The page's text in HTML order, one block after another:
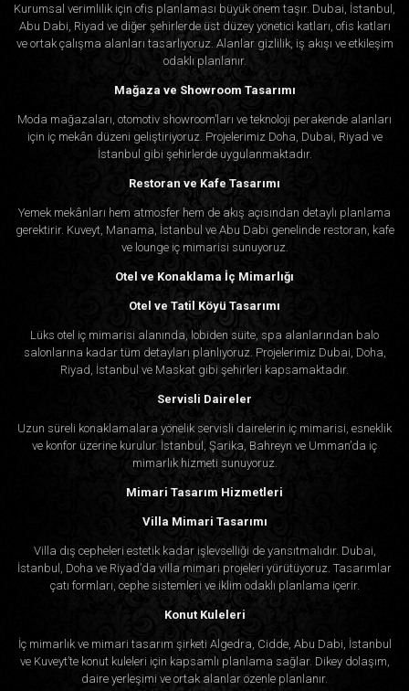
Kurumsal verimlilik için ofis planlaması büyük önem taşır. Dubai, İstanbul,
Abu Dabi, Riyad ve diğer şehirlerde üst düzey yönetici katları, ofis katları
ve ortak çalışma alanları tasarlıyoruz. Alanlar gizlilik, iş akışı ve etkileşim
odaklı planlanır.
Mağaza ve Showroom Tasarımı
Moda mağazaları, otomotiv showroom’ları ve teknoloji perakende alanları
için iç mekân düzeni geliştiriyoruz. Projelerimiz Doha, Dubai, Riyad ve
İstanbul gibi şehirlerde uygulanmaktadır.
Restoran ve Kafe Tasarımı
Yemek mekânları hem atmosfer hem de akış açısından detaylı planlama
gerektirir. Kuveyt, Manama, İstanbul ve Abu Dabi genelinde restoran, kafe
ve lounge iç mimarisi sunuyoruz.
Otel ve Konaklama İç Mimarlığı
Otel ve Tatil Köyü Tasarımı
Lüks otel iç mimarisi alanında, lobiden süite, spa alanlarından balo
salonlarına kadar tüm detayları planlıyoruz. Projelerimiz Dubai, Doha,
Riyad, İstanbul ve Maskat gibi şehirleri kapsamaktadır.
Servisli Daireler
Uzun süreli konaklamalara yönelik servisli dairelerin iç mimarisi, esneklik
ve konfor üzerine kurulur. İstanbul, Şarika, Bahreyn ve Umman’da iç
mimarlık hizmeti sunuyoruz.
Mimari Tasarım Hizmetleri
Villa Mimari Tasarımı
Villa dış cepheleri estetik kadar işlevselliği de yansıtmalıdır. Dubai,
İstanbul, Doha ve Riyad’da villa mimari projeleri yürütüyoruz. Tasarımlar
çatı formları, cephe sistemleri ve iklim odaklı planlama içerir.
Konut Kuleleri
İç mimarlık ve mimari tasarım şirketi Algedra, Cidde, Abu Dabi, İstanbul
ve Kuveyt’te konut kuleleri için kapsamlı planlama sağlar. Dikey dolaşım,
daire yerleşimi ve ortak alanlar özenle planlanır.